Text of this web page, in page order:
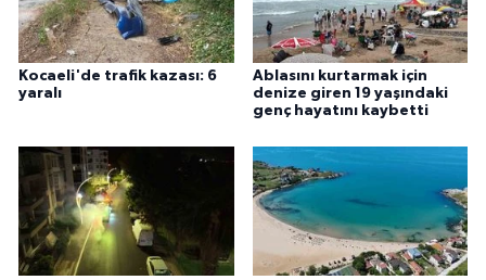
Kocaeli'de trafik kazası: 6
yaralı
Ablasını kurtarmak için
denize giren 19 yaşındaki
genç hayatını kaybetti